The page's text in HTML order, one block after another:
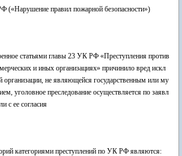
(«Нарушение правил пожарной безопасности»)
статьями главы 23 УК РФ «Преступления против
и иных организациях» причинило вред искл
организации, не являющейся государственным или му
уголовное преследование осуществляется по заявл
с ее согласия
категориями преступлений по УК РФ являются: